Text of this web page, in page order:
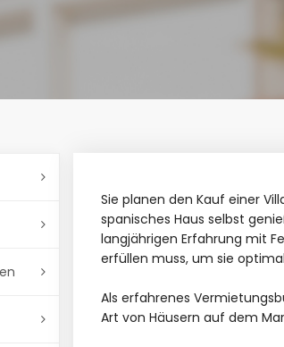
Sie planen den Kauf einer
spanisches Haus selbst
langjährigen Erfahrung mit
erfüllen muss, um sie
Als erfahrenes
Art von Häusern auf dem